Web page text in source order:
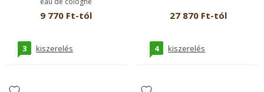
9 770 Ft-tól
3 kiszerelés
27 870 Ft-tól
4 kiszerelés